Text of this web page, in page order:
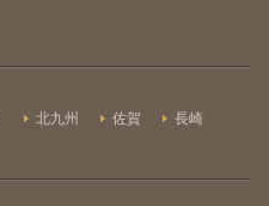
北九州 佐賀 長崎